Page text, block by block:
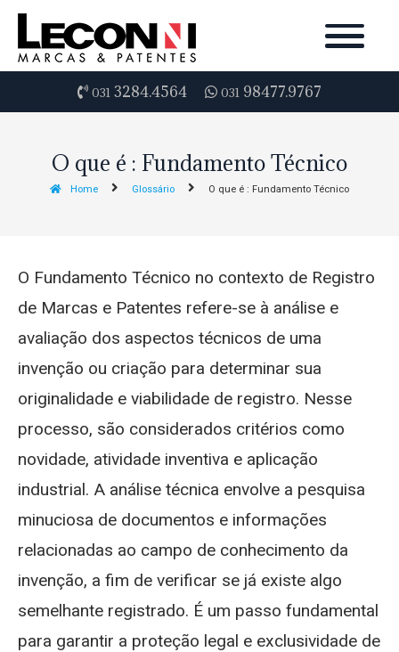
031 3284.4564 031 98477.9767
O que é : Fundamento Técnico
Home Glossário O que é : Fundamento Técnico
O Fundamento Técnico no contexto de Registro
de Marcas e Patentes refere-se à análise e
avaliação dos aspectos técnicos de uma
invenção ou criação para determinar sua
originalidade e viabilidade de registro. Nesse
processo, são considerados critérios como
novidade, atividade inventiva e aplicação
industrial. A análise técnica envolve a pesquisa
minuciosa de documentos e informações
relacionadas ao campo de conhecimento da
invenção, a fim de verificar se já existe algo
semelhante registrado. É um passo fundamental
para garantir a proteção legal e exclusividade de